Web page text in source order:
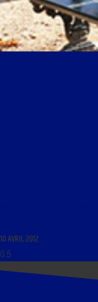
10 AVRIL 2012